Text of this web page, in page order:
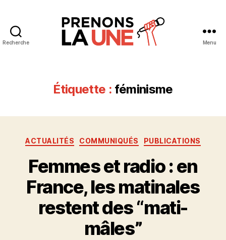
Recherche Menu
Étiquette : féminisme
Catégories
ACTUALITÉS COMMUNIQUÉS PUBLICATIONS
Femmes et radio : en
France, les matinales
restent des “mati-
mâles”